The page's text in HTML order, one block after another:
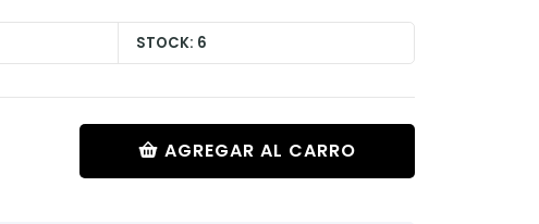
STOCK: 6
AGREGAR AL CARRO